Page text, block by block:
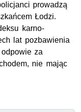
prowadzą
Łodzi.
karno-
lat pozbawienia
za
nie mając